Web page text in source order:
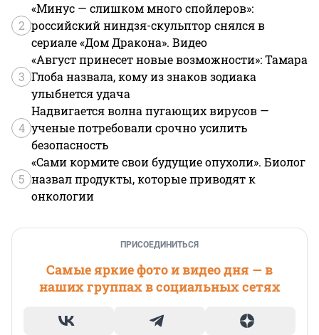
2
«Минус — слишком много спойлеров»:
российский ниндзя-скульптор снялся в
сериале «Дом Дракона». Видео
3
«Август принесет новые возможности»: Тамара
Глоба назвала, кому из знаков зодиака
улыбнется удача
4
Надвигается волна пугающих вирусов —
ученые потребовали срочно усилить
безопасность
5
«Сами кормите свои будущие опухоли». Биолог
назвал продукты, которые приводят к
онкологии
ПРИСОЕДИНИТЬСЯ
Самые яркие фото и видео дня — в
наших группах в социальных сетях